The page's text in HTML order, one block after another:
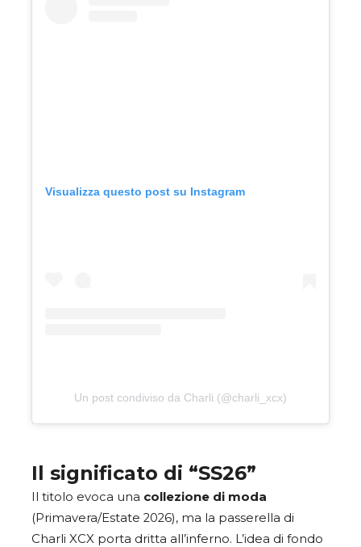
Visualizza questo post su Instagram
Un post condiviso da Charli (@charli_xcx)
Il significato di “SS26”
Il titolo evoca una collezione di moda
(Primavera/Estate 2026), ma la passerella di
Charli XCX porta dritta all’inferno. L’idea di fondo